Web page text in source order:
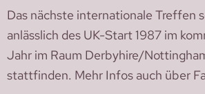
Das nächste internationale Treffen
anlässlich des UK-Start 1987 im
Jahr im Raum Derbyhire/
stattfinden. Mehr Infos auch über